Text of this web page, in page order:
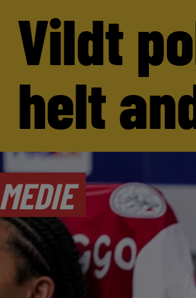
Vildt
helt
MEDIE